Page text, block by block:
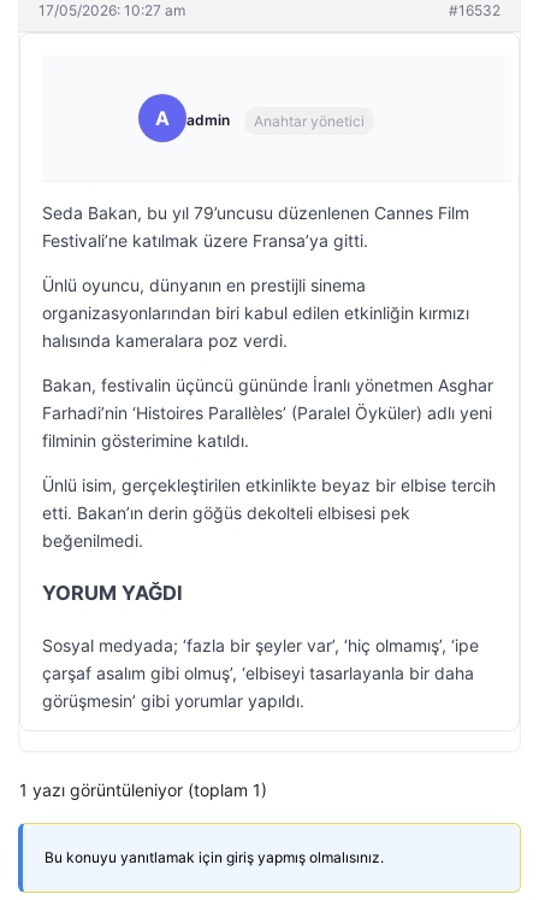
17/05/2026: 10:27 am #16532
A admin Anahtar yönetici
Seda Bakan, bu yıl 79’uncusu düzenlenen Cannes Film
Festivali’ne katılmak üzere Fransa’ya gitti.
Ünlü oyuncu, dünyanın en prestijli sinema
organizasyonlarından biri kabul edilen etkinliğin kırmızı
halısında kameralara poz verdi.
Bakan, festivalin üçüncü gününde İranlı yönetmen Asghar
Farhadi’nin ‘Histoires Parallèles’ (Paralel Öyküler) adlı yeni
filminin gösterimine katıldı.
Ünlü isim, gerçekleştirilen etkinlikte beyaz bir elbise tercih
etti. Bakan’ın derin göğüs dekolteli elbisesi pek
beğenilmedi.
YORUM YAĞDI
Sosyal medyada; ‘fazla bir şeyler var’, ‘hiç olmamış’, ‘ipe
çarşaf asalım gibi olmuş’, ‘elbiseyi tasarlayanla bir daha
görüşmesin’ gibi yorumlar yapıldı.
1 yazı görüntüleniyor (toplam 1)
Bu konuyu yanıtlamak için giriş yapmış olmalısınız.